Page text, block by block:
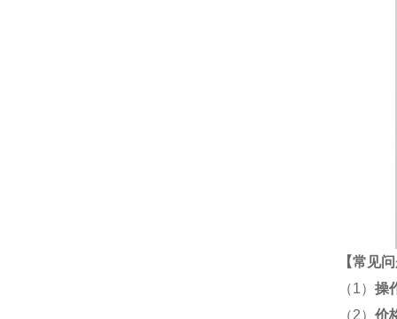
【常见
（1） 操
（2） 价